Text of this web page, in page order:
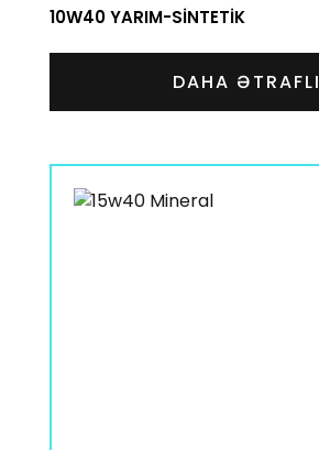
10W40 YARIM-SINTETIK
DAHA ƏTRAFLI